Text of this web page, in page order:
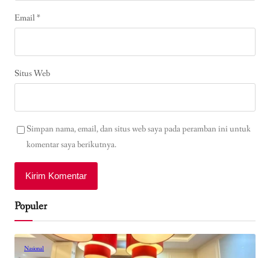
Email*
Situs Web
Simpan nama, email, dan situs web saya pada peramban ini untuk
komentar saya berikutnya.
Populer
Nasional